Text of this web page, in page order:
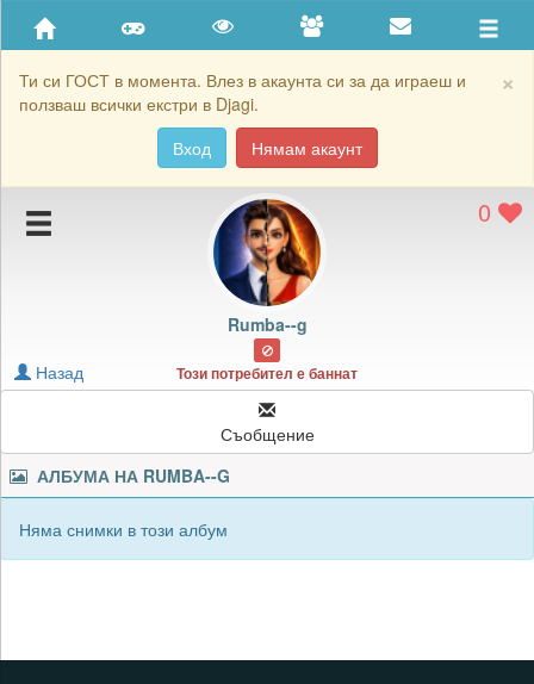
×
Ти си ГОСТ в момента. Влез в акаунта си за да играеш и
ползваш всички екстри в Djagi.
Вход
Нямам акаунт
Приятели
Хронология на игри
Подаръците на Rumba--g
Картичките на Rumba--g
0
Rumba--g
Този потребител е баннат
Назад
Съобщение
АЛБУМА НА RUMBA--G
Няма снимки в този албум